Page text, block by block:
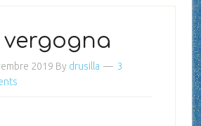
vergogna
2019 By drusilla
3